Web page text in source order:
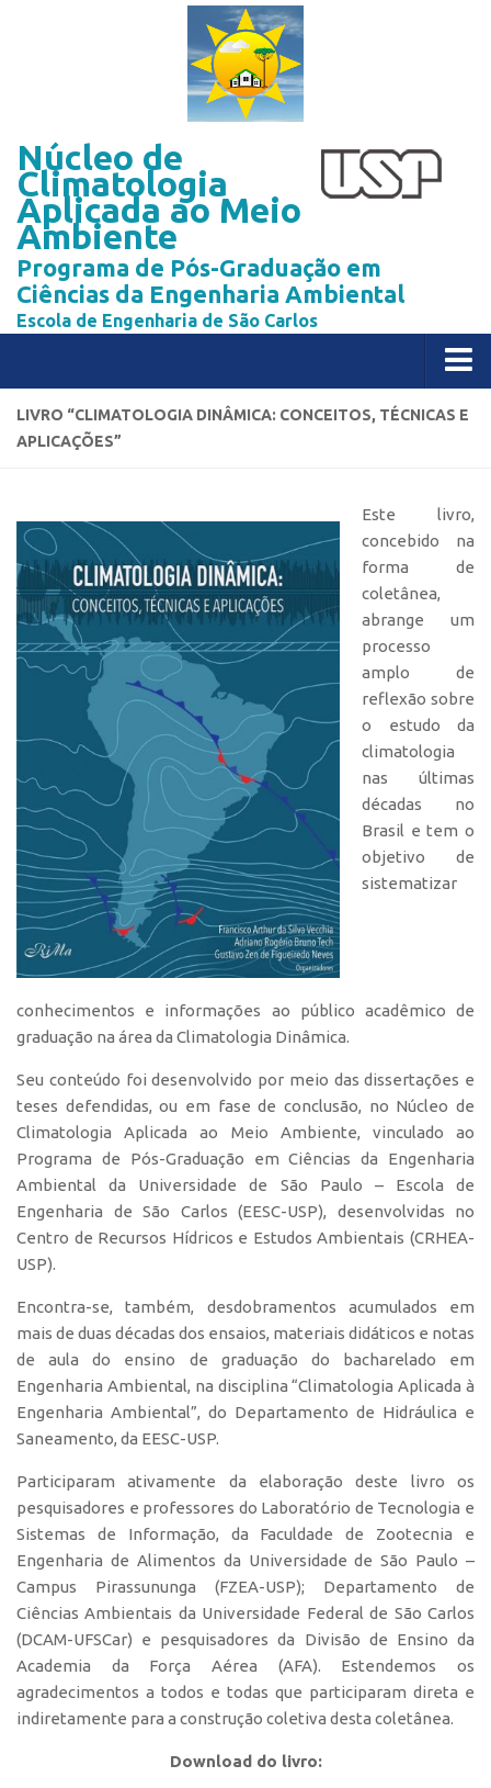
Núcleo de
Climatologia
Aplicada ao Meio
Ambiente
Programa de Pós-Graduação em
Ciências da Engenharia Ambiental
Escola de Engenharia de São Carlos
Home
Publicações
Teses
Dissertações
Artigos Publicados
Pesquisadores
Estação Climatológica
Localização
Contato
LIVRO “CLIMATOLOGIA DINÂMICA: CONCEITOS, TÉCNICAS E
APLICAÇÕES”
Este livro,
concebido na
forma de
coletânea,
abrange um
processo
amplo de
reflexão sobre
o estudo da
climatologia
nas últimas
décadas no
Brasil e tem o
objetivo de
sistematizar
conhecimentos e informações ao público acadêmico de
graduação na área da Climatologia Dinâmica.
Seu conteúdo foi desenvolvido por meio das dissertações e
teses defendidas, ou em fase de conclusão, no Núcleo de
Climatologia Aplicada ao Meio Ambiente, vinculado ao
Programa de Pós-Graduação em Ciências da Engenharia
Ambiental da Universidade de São Paulo – Escola de
Engenharia de São Carlos (EESC-USP), desenvolvidas no
Centro de Recursos Hídricos e Estudos Ambientais (CRHEA-
USP).
Encontra-se, também, desdobramentos acumulados em
mais de duas décadas dos ensaios, materiais didáticos e notas
de aula do ensino de graduação do bacharelado em
Engenharia Ambiental, na disciplina “Climatologia Aplicada à
Engenharia Ambiental”, do Departamento de Hidráulica e
Saneamento, da EESC-USP.
Participaram ativamente da elaboração deste livro os
pesquisadores e professores do Laboratório de Tecnologia e
Sistemas de Informação, da Faculdade de Zootecnia e
Engenharia de Alimentos da Universidade de São Paulo –
Campus Pirassununga (FZEA-USP); Departamento de
Ciências Ambientais da Universidade Federal de São Carlos
(DCAM-UFSCar) e pesquisadores da Divisão de Ensino da
Academia da Força Aérea (AFA). Estendemos os
agradecimentos a todos e todas que participaram direta e
indiretamente para a construção coletiva desta coletânea.
Download do livro: